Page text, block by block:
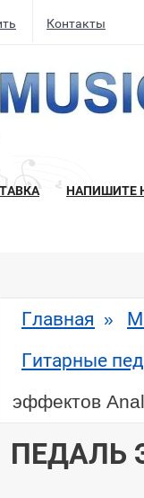
Контакты
НАПИШИТЕ
Главная »
Гитарные
эффектов
ПЕДАЛЬ